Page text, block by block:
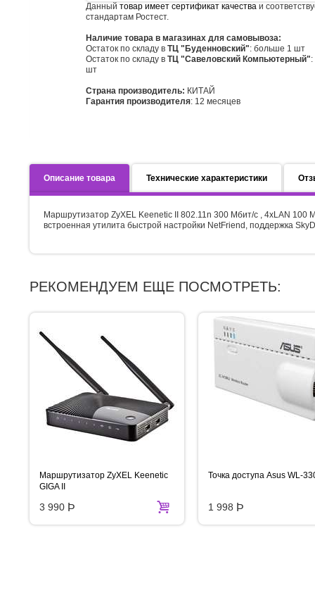
Данный товар имеет сертификат качества и
стандартам Ростест.
Наличие товара в магазинах для самовывоза:
Остаток по складу в ТЦ "Буденновский": больше 1 шт
Остаток по складу в ТЦ "Савеловский Компьютерный"
шт
Страна производитель: КИТАЙ
Гарантия производителя: 12 месяцев
Описание товара Технические характеристики
Маршрутизатор ZyXEL Keenetic II 802.11n 300 Мбит/с , 4xLAN 100
встроенная утилита быстрой настройки NetFriend, поддержка
РЕКОМЕНДУЕМ ЕЩЕ ПОСМОТРЕТЬ:
Маршрутизатор ZyXEL Keenetic
GIGA II
3 990 Þ
Точка доступа Asus WL-
1 998 Þ